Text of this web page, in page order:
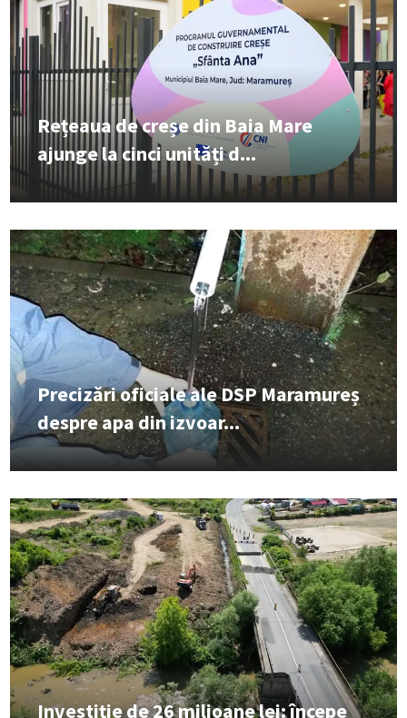
Rețeaua de creșe din Baia Mare
ajunge la cinci unități d...
Precizări oficiale ale DSP Maramureș
despre apa din izvoar...
Investiție de 26 milioane lei: începe